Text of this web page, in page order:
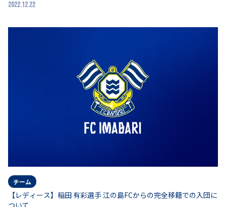
2022.12.22
チーム
【レディース】稲田 有彩選手 江の島FCからの完全移籍での入団に